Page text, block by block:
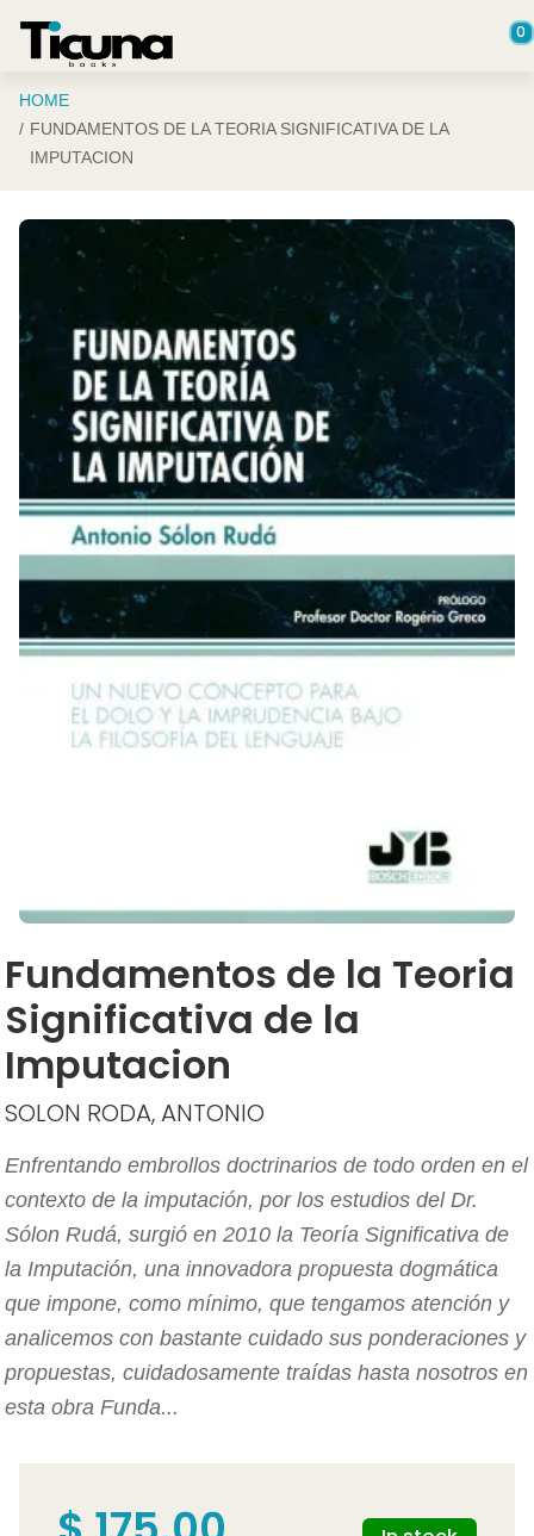
0
HOME
FUNDAMENTOS DE LA TEORIA SIGNIFICATIVA DE LA
IMPUTACION
Fundamentos de la Teoria
Significativa de la
Imputacion
SOLON RODA, ANTONIO
Enfrentando embrollos doctrinarios de todo orden en el
contexto de la imputación, por los estudios del Dr.
Sólon Rudá, surgió en 2010 la Teoría Significativa de
la Imputación, una innovadora propuesta dogmática
que impone, como mínimo, que tengamos atención y
analicemos con bastante cuidado sus ponderaciones y
propuestas, cuidadosamente traídas hasta nosotros en
esta obra Funda...